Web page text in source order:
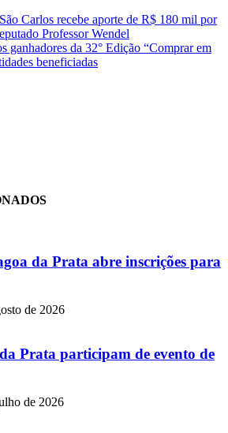
Carlos recebe aporte de R$ 180 mil por
Professor Wendel
ganhadores da 32° Edição “Comprar em
beneficiadas
da Prata abre inscrições para
de 2026
Prata participam de evento de
de 2026